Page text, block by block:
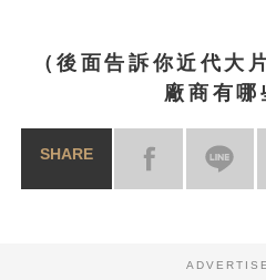
（後面告訴你近代大
廠商有哪
SHARE